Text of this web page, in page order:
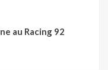
au Racing 92